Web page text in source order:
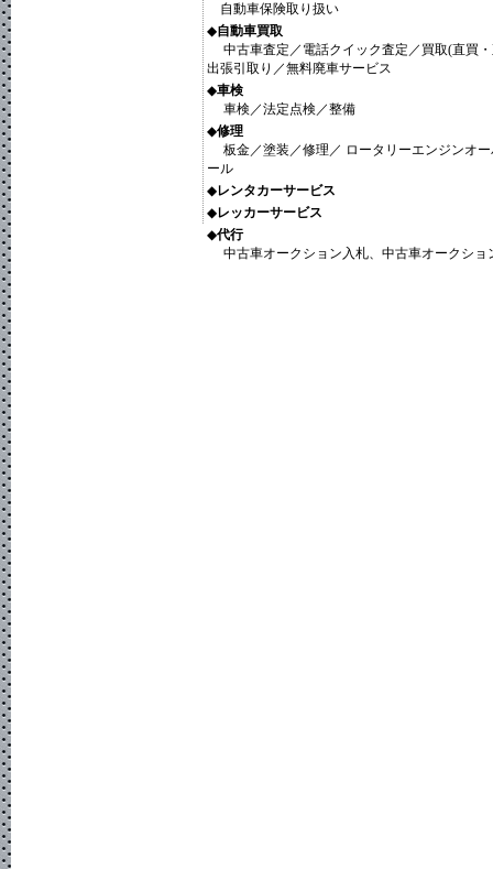
2018/02/09
メールマガジン 第１３１号
前頁 次頁
自動車保険取り扱い
◆自動車買取
中古車査定／電話クイック査定／買取(直買
出張引取り／無料廃車サービス
◆車検
車検／法定点検／整備
◆修理
板金／塗装／修理／ ロータリーエンジンオー
ール
◆レンタカーサービス
◆レッカーサービス
◆代行
中古車オークション入札、中古車オークショ